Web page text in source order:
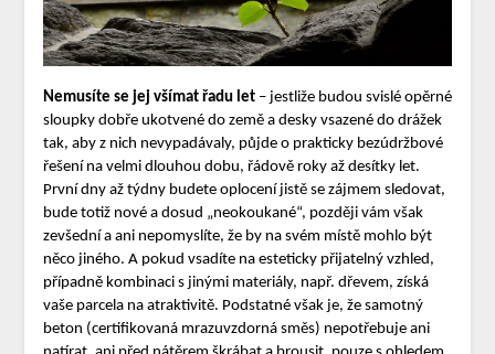
Nemusíte se jej všímat řadu let– jestliže budou svislé opěrné
sloupky dobře ukotvené do země a desky vsazené do drážek
tak, aby z nich nevypadávaly, půjde o prakticky bezúdržbové
řešení na velmi dlouhou dobu, řádově roky až desítky let.
První dny až týdny budete oplocení jistě se zájmem sledovat,
bude totiž nové a dosud „neokoukané“, později vám však
zevšední a ani nepomyslíte, že by na svém místě mohlo být
něco jiného. A pokud vsadíte na esteticky přijatelný vzhled,
případně kombinaci s jinými materiály, např. dřevem, získá
vaše parcela na atraktivitě. Podstatné však je, že samotný
beton (certifikovaná mrazuvzdorná směs) nepotřebuje ani